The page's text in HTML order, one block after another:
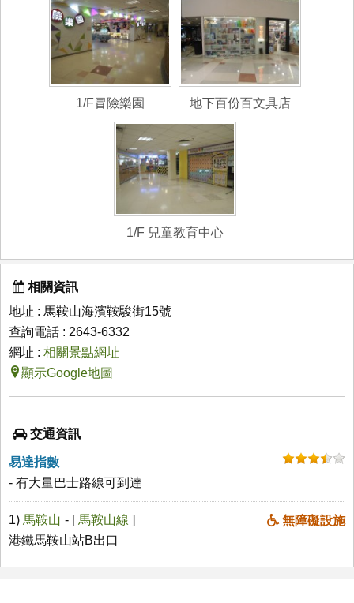
1/F冒險樂園 地下百份百文具店
1/F 兒童教育中心
相關資訊
地址 : 馬鞍山海濱鞍駿街15號
查詢電話 : 2643-6332
網址 : 相關景點網址
顯示Google地圖
交通資訊
易達指數
- 有大量巴士路線可到達
1) 馬鞍山 無障礙設施
- [ 馬鞍山線 ]
港鐵馬鞍山站B出口